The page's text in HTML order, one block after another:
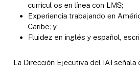
currícul os en línea con LMS;
Experiencia trabajando en
Caribe; y
Fluidez en inglés y español,
La Dirección Ejecutiva del IAI señala